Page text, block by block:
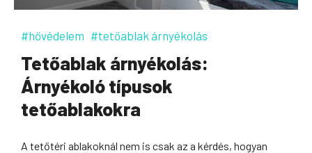
#hővédelem #tetőablak árnyékolás
Tetőablak árnyékolás:
Árnyékoló típusok
tetőablakokra
A tetőtéri ablakoknál nem is csak az a kérdés, hogyan